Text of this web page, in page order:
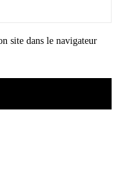
site dans le navigateur